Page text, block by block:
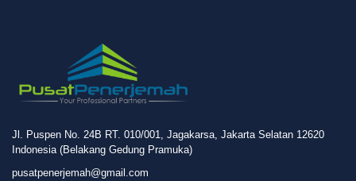
Jl. Puspen No. 24B RT. 010/001, Jagakarsa, Jakarta Selatan 12620
Indonesia (Belakang Gedung Pramuka)
pusatpenerjemah@gmail.com